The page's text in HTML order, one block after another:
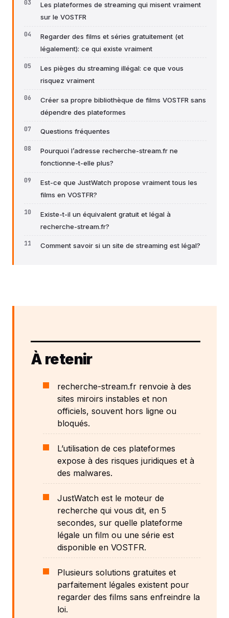
Les plateformes de streaming qui misent vraiment
sur le VOSTFR
Regarder des films et séries gratuitement (et
légalement): ce qui existe vraiment
Les pièges du streaming illégal: ce que vous
risquez vraiment
Créer sa propre bibliothèque de films VOSTFR sans
dépendre des plateformes
Questions fréquentes
Pourquoi l’adresse recherche-stream.fr ne
fonctionne-t-elle plus?
Est-ce que JustWatch propose vraiment tous les
films en VOSTFR?
Existe-t-il un équivalent gratuit et légal à
recherche-stream.fr?
Comment savoir si un site de streaming est légal?
À retenir
recherche-stream.fr renvoie à des
sites miroirs instables et non
officiels, souvent hors ligne ou
bloqués.
L’utilisation de ces plateformes
expose à des risques juridiques et à
des malwares.
JustWatch est le moteur de
recherche qui vous dit, en 5
secondes, sur quelle plateforme
légale un film ou une série est
disponible en VOSTFR.
Plusieurs solutions gratuites et
parfaitement légales existent pour
regarder des films sans enfreindre la
loi.